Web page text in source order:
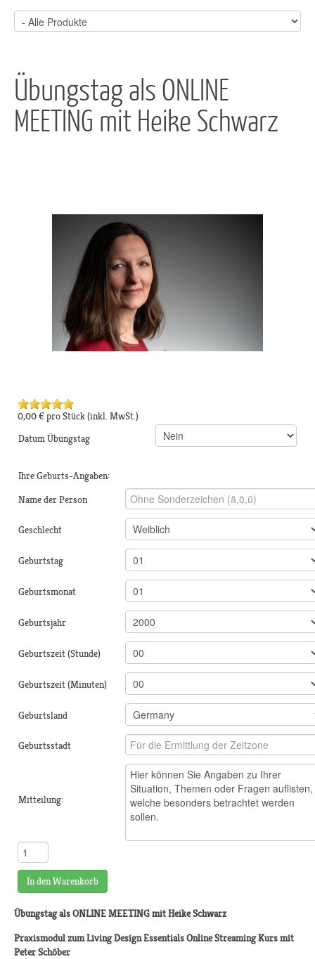
Übungstag als ONLINE
MEETING mit Heike Schwarz
0,00 €pro Stück(inkl. MwSt.)
Datum Übungstag
Ihre Geburts-Angaben:
Name der Person
Geschlecht
Geburtstag
Geburtsmonat
Geburtsjahr
Geburtszeit (Stunde)
Geburtszeit (Minuten)
Geburtsland
Geburtsstadt
Mitteilung:
In den Warenkorb
Übungstag als ONLINE MEETING mit Heike Schwarz
Praxismodulzum Living Design Essentials Online Streaming Kurs mit
Peter Schöber